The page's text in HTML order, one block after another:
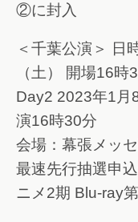
②に封入
＜千葉公演＞ 日
（土） 開場16
Day2 2023年1月
演16時30分
会場：幕張メッ
最速先行抽選申
ニメ2期 Blu-ray